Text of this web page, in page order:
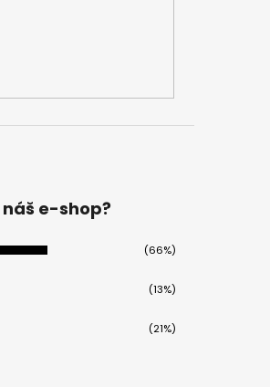
e-shop?
(66%)
(13%)
(21%)